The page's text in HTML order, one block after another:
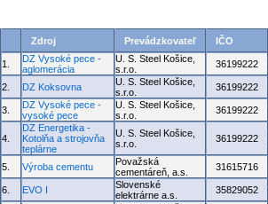
Zdroj Prevádzkovateľ IČO
1.
DZ Vysoké pece -
aglomerácia
U. S. Steel Košice,
s.r.o.
36199222
2. DZ Koksovna
U. S. Steel Košice,
s.r.o.
36199222
3.
DZ Vysoké pece -
vysoké pece
U. S. Steel Košice,
s.r.o.
36199222
4.
DZ Energetika -
Kotolňa a strojovňa
teplárne
U. S. Steel Košice,
s.r.o.
36199222
5. Výroba cementu
Považská
cementáreň, a.s.
31615716
6. EVO I
Slovenské
elektrárne a.s.
35829052